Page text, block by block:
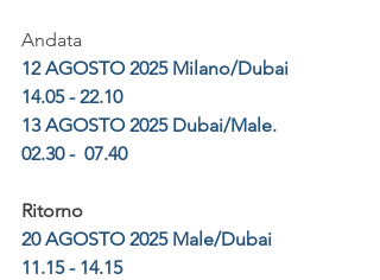
Andata
12 AGOSTO 2025 Milano/Dubai
14.05 - 22.10
13 AGOSTO 2025 Dubai/Male.
02.30 -  07.40
Ritorno
20 AGOSTO 2025 Male/Dubai
11.15 - 14.15